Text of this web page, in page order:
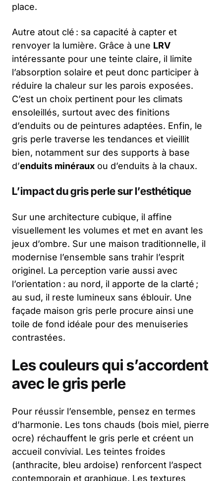
place.
Autre atout clé : sa capacité à capter et
renvoyer la lumière. Grâce à une LRV
intéressante pour une teinte claire, il limite
l’absorption solaire et peut donc participer à
réduire la chaleur sur les parois exposées.
C’est un choix pertinent pour les climats
ensoleillés, surtout avec des finitions
d’enduits ou de peintures adaptées. Enfin, le
gris perle traverse les tendances et vieillit
bien, notamment sur des supports à base
d’enduits minéraux ou d’enduits à la chaux.
L’impact du gris perle sur l’esthétique
Sur une architecture cubique, il affine
visuellement les volumes et met en avant les
jeux d’ombre. Sur une maison traditionnelle, il
modernise l’ensemble sans trahir l’esprit
originel. La perception varie aussi avec
l’orientation : au nord, il apporte de la clarté ;
au sud, il reste lumineux sans éblouir. Une
façade maison gris perle procure ainsi une
toile de fond idéale pour des menuiseries
contrastées.
Les couleurs qui s’accordent
avec le gris perle
Pour réussir l’ensemble, pensez en termes
d’harmonie. Les tons chauds (bois miel, pierre
ocre) réchauffent le gris perle et créent un
accueil convivial. Les teintes froides
(anthracite, bleu ardoise) renforcent l’aspect
contemporain et graphique. Les textures